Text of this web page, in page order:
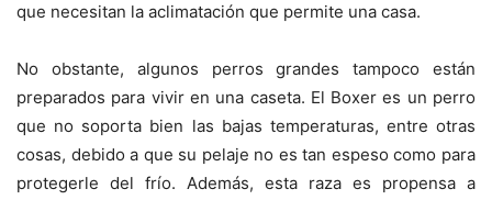
que necesitan la aclimatación que permite una casa.
No obstante, algunos perros grandes tampoco están
preparados para vivir en una caseta. El Boxer es un perro
que no soporta bien las bajas temperaturas, entre otras
cosas, debido a que su pelaje no es tan espeso como para
protegerle del frío. Además, esta raza es propensa a